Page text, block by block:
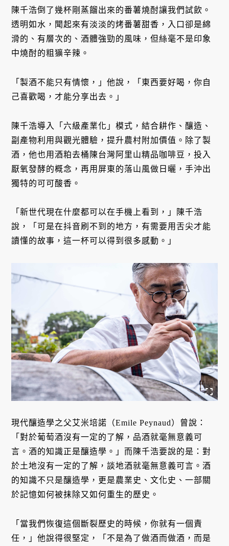
陳千浩倒了幾杯剛蒸餾出來的番薯燒酎讓我們試飲。
透明如水，聞起來有淡淡的烤番薯甜香，入口卻是綿
滑的、有層次的、酒體強勁的風味，但絲毫不是印象
中燒酎的粗獷辛辣。
「製酒不能只有情懷，」他說，「東西要好喝，你自
己喜歡喝，才能分享出去。」
陳千浩導入「六級產業化」模式，結合耕作、釀造、
副產物利用與觀光體驗，提升農村附加價值。除了製
酒，他也用酒粕去桶陳台灣阿里山精品咖啡豆，投入
厭氧發酵的概念，再用屏東的落山風做日曬，手沖出
獨特的可可酸香。
「新世代現在什麼都可以在手機上看到，」陳千浩
說，「可是在抖音刷不到的地方，有需要用舌尖才能
讀懂的故事，這一杯可以得到很多感動。」
現代釀造學之父艾米培諾（Emile Peynaud）曾說：
「對於葡萄酒沒有一定的了解，品酒就毫無意義可
言。酒的知識正是釀造學。」而陳千浩要說的是：對
於土地沒有一定的了解，談地酒就毫無意義可言。酒
的知識不只是釀造學，更是農業史、文化史、一部關
於記憶如何被抹除又如何重生的歷史。
「當我們恢復這個斷裂歷史的時候，你就有一個責
任，」他說得很堅定，「不是為了做酒而做酒，而是